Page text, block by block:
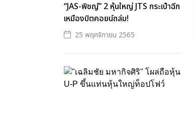
“JAS-พิชญ์” 2 หุ้นใหญ่ JTS กระเป๋าฉีก
เหมืองบิตคอยน์ถล่ม!
25 พฤศจิกายน 2565